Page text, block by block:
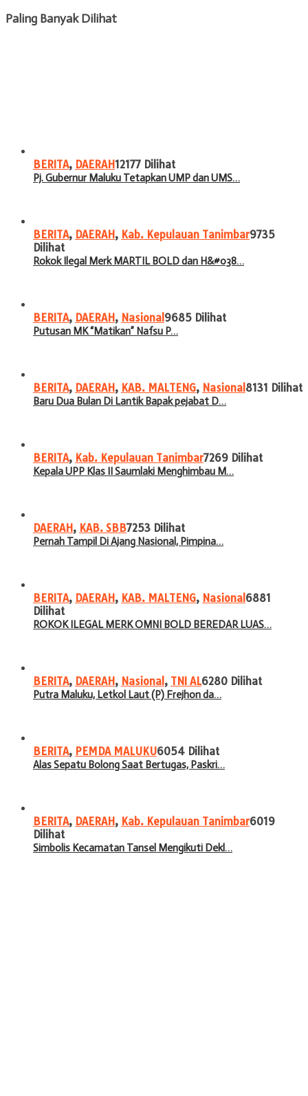
Paling Banyak Dilihat
BERITA, DAERAH12177 Dilihat
Pj. Gubernur Maluku Tetapkan UMP dan UMS…
BERITA, DAERAH, Kab. Kepulauan Tanimbar9735
Dilihat
Rokok Ilegal Merk MARTIL BOLD dan H&#038…
BERITA, DAERAH, Nasional 9685 Dilihat
Putusan MK “Matikan” Nafsu P…
BERITA, DAERAH, KAB. MALTENG, Nasional 8131 Dilihat
Baru Dua Bulan Di Lantik Bapak pejabat D…
BERITA, Kab. Kepulauan Tanimbar7269 Dilihat
Kepala UPP Klas II Saumlaki Menghimbau M…
DAERAH, KAB. SBB7253 Dilihat
Pernah Tampil Di Ajang Nasional, Pimpina…
BERITA, DAERAH, KAB. MALTENG, Nasional 6881
Dilihat
ROKOK ILEGAL MERK OMNI BOLD BEREDAR LUAS…
BERITA, DAERAH, Nasional , TNI AL6280 Dilihat
Putra Maluku, Letkol Laut (P) Frejhon da…
BERITA, PEMDA MALUKU6054 Dilihat
Alas Sepatu Bolong Saat Bertugas, Paskri…
BERITA, DAERAH, Kab. Kepulauan Tanimbar6019
Dilihat
Simbolis Kecamatan Tansel Mengikuti Dekl…